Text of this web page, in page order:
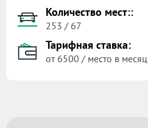
Количество мест::
253 / 67
Тарифная ставка:
от 6500 / место в месяц